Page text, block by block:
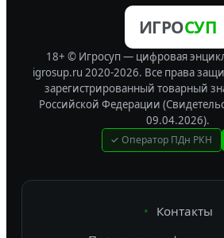
ИГРОСУП
18+ © Игросуп — цифровая
igrosup.ru 2020-2026. Все права
зарегистрированный товарный
Российской Федерации
09.04.2026).
✓ Оператор ПДн РКН
Контакты